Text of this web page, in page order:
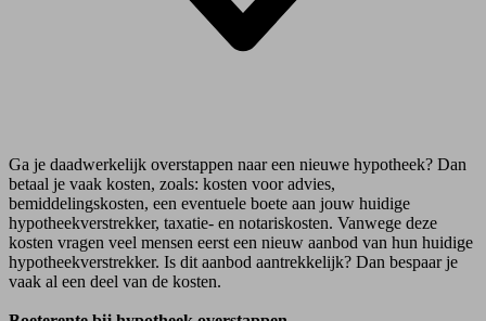
Ga je daadwerkelijk overstappen naar een nieuwe hypotheek? Dan
betaal je vaak kosten, zoals: kosten voor advies,
bemiddelingskosten, een eventuele boete aan jouw huidige
hypotheekverstrekker, taxatie- en notariskosten. Vanwege deze
kosten vragen veel mensen eerst een nieuw aanbod van hun huidige
hypotheekverstrekker. Is dit aanbod aantrekkelijk? Dan bespaar je
vaak al een deel van de kosten.